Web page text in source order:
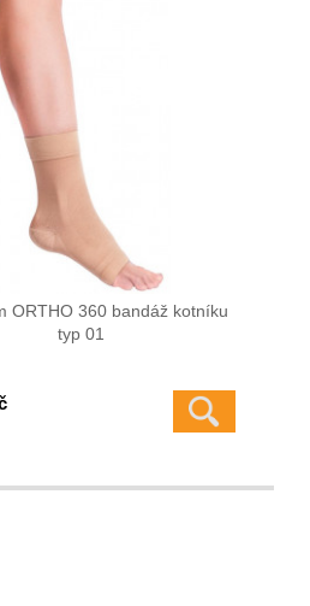
ORTHO 360 bandáž kotníku
typ 01